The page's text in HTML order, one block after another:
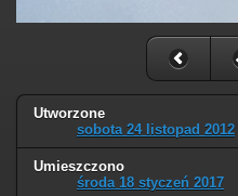
Utworzone
sobota 24 listopad 2012
Umieszczono
środa 18 styczeń 2017